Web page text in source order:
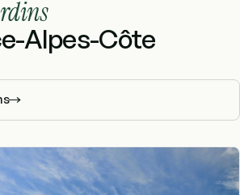
Alpes-Côte